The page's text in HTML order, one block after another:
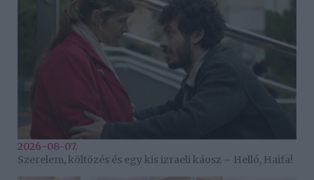
2026-08-07.
Szerelem, költözés és egy kis izraeli káosz – Helló, Haifa!